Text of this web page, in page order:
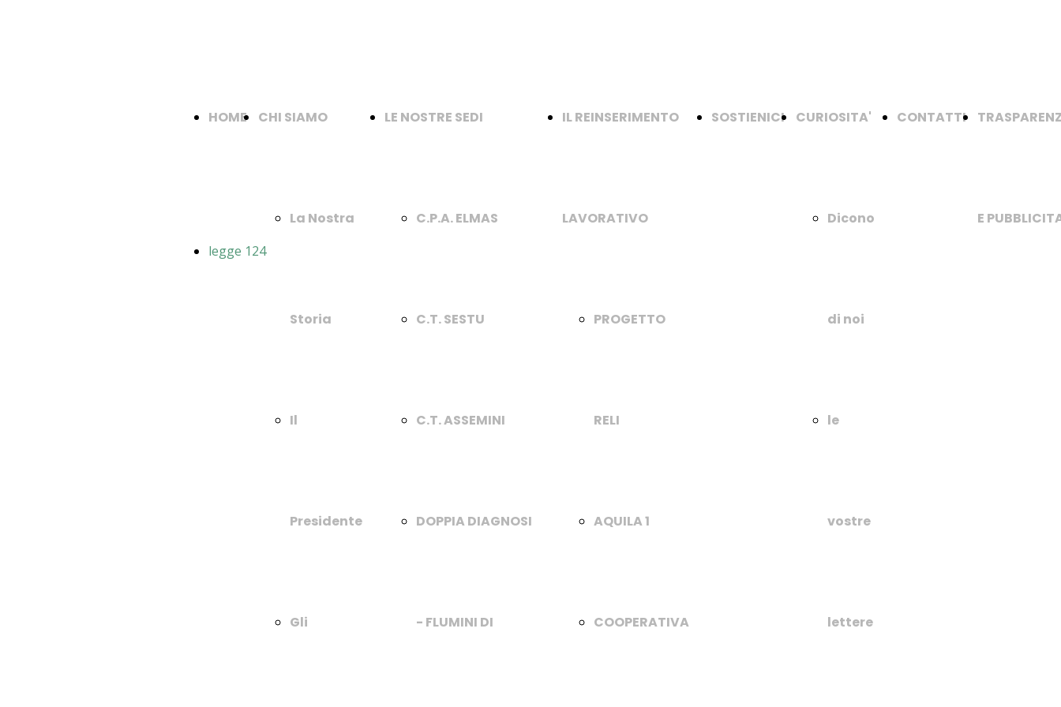
HOME CHI SIAMO
La Nostra
Storia
Il
Presidente
Gli
LE NOSTRE SEDI
C.P.A. ELMAS
C.T. SESTU
C.T. ASSEMINI
DOPPIA DIAGNOSI
- FLUMINI DI
IL REINSERIMENTO
LAVORATIVO
PROGETTO
RELI
AQUILA 1
COOPERATIVA
SOSTIENICI CURIOSITA'
Dicono
di noi
le
vostre
lettere
CONTATTI
E
legge 124